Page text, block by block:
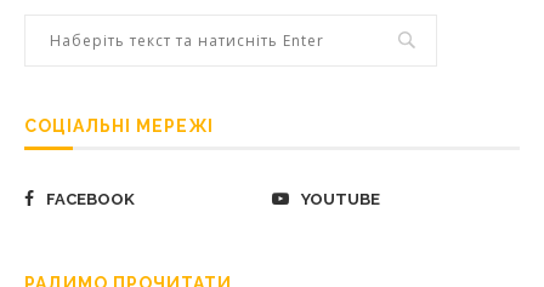
СОЦІАЛЬНІ МЕРЕЖІ
FACEBOOK YOUTUBE